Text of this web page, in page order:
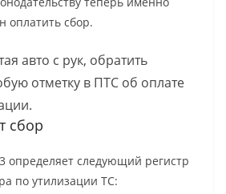
оплатить сбор.
авто с рук, обратить
отметку в ПТС об оплате
сбор
определяет следующий регистр
по утилизации ТС: